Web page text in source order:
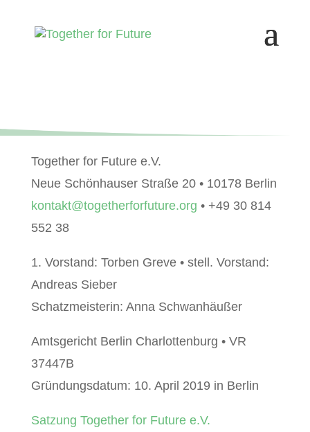
Together for Future e.V.
Neue Schönhauser Straße 20 • 10178 Berlin
kontakt@togetherforfuture.org • +49 30 814
552 38
1. Vorstand: Torben Greve • stell. Vorstand:
Andreas Sieber
Schatzmeisterin: Anna Schwanhäußer
Amtsgericht Berlin Charlottenburg • VR
37447B
Gründungsdatum: 10. April 2019 in Berlin
Satzung Together for Future e.V.